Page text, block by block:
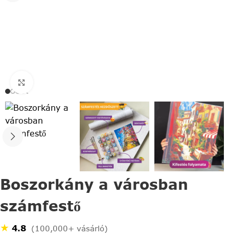
Boszorkány a városban
számfestő
★ 4.8 (100,000+ vásárló)